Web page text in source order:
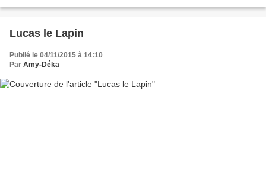
Lucas le Lapin
Publié le 04/11/2015 à 14:10
Par Amy-Déka